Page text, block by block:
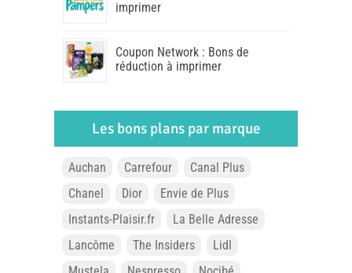
imprimer
Coupon Network : Bons de
réduction à imprimer
Les bons plans par marque
Auchan Carrefour
Canal Plus
Chanel
Dior
Envie de Plus
Instants-Plaisir.fr
La Belle Adresse
Lancôme
The Insiders
Lidl